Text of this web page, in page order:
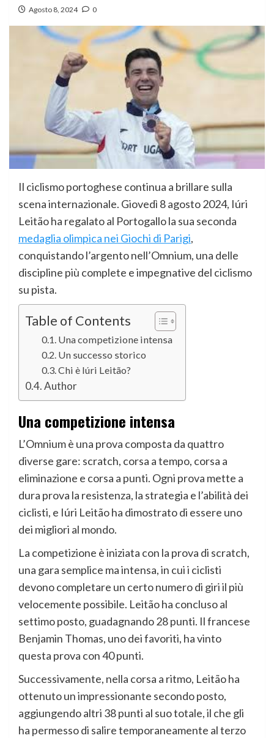
Agosto 8, 2024 0
Il ciclismo portoghese continua a brillare sulla
scena internazionale. Giovedì 8 agosto 2024, Iúri
Leitão ha regalato al Portogallo la sua seconda
medaglia olimpica nei Giochi di Parigi,
conquistando l’argento nell’Omnium, una delle
discipline più complete e impegnative del ciclismo
su pista.
Table of Contents
Una competizione intensa
Un successo storico
Chi è Iúri Leitão?
Author
Una competizione intensa
L’Omnium è una prova composta da quattro
diverse gare: scratch, corsa a tempo, corsa a
eliminazione e corsa a punti. Ogni prova mette a
dura prova la resistenza, la strategia e l’abilità dei
ciclisti, e Iúri Leitão ha dimostrato di essere uno
dei migliori al mondo.
La competizione è iniziata con la prova di scratch,
una gara semplice ma intensa, in cui i ciclisti
devono completare un certo numero di giri il più
velocemente possibile. Leitão ha concluso al
settimo posto, guadagnando 28 punti. Il francese
Benjamin Thomas, uno dei favoriti, ha vinto
questa prova con 40 punti.
Successivamente, nella corsa a ritmo, Leitão ha
ottenuto un impressionante secondo posto,
aggiungendo altri 38 punti al suo totale, il che gli
ha permesso di salire temporaneamente al terzo